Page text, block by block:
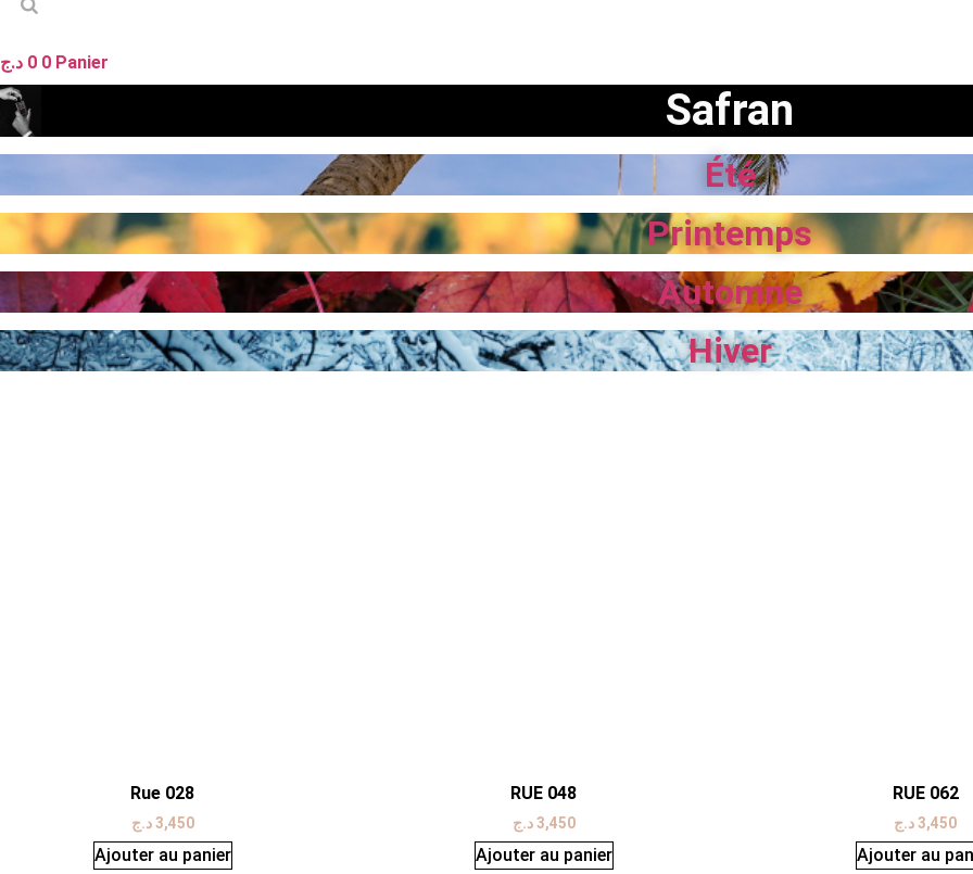
0 د.ج 0 Panier
Safran
Été
Printemps
Automne
Hiver
Rue 028
3,450 د.ج
Ajouter au panier
RUE 048
3,450د.ج
Ajouter au panier
RUE 062
3,450د.ج
Ajouter au